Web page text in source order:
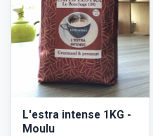
L'estra intense 1KG -
Moulu